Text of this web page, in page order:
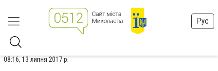
Рус
08:16, 13 липня 2017 р.